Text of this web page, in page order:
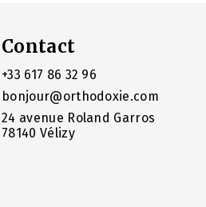
Contact
+33 617 86 32 96
bonjour@orthodoxie.com
24 avenue Roland Garros
78140 Vélizy